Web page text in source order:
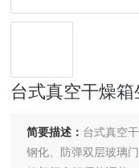
台式真空干燥
简要描述： 台式真空
钢化、防弹双层玻璃